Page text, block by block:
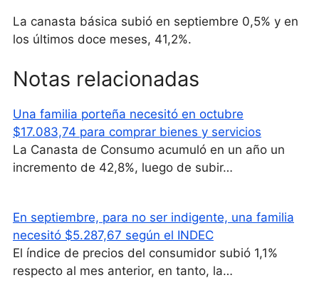
La canasta básica subió en septiembre 0,5% y en
los últimos doce meses, 41,2%.
Notas relacionadas
Una familia porteña necesitó en octubre
$17.083,74 para comprar bienes y servicios
La Canasta de Consumo acumuló en un año un
incremento de 42,8%, luego de subir…
En septiembre, para no ser indigente, una familia
necesitó $5.287,67 según el INDEC
El índice de precios del consumidor subió 1,1%
respecto al mes anterior, en tanto, la…